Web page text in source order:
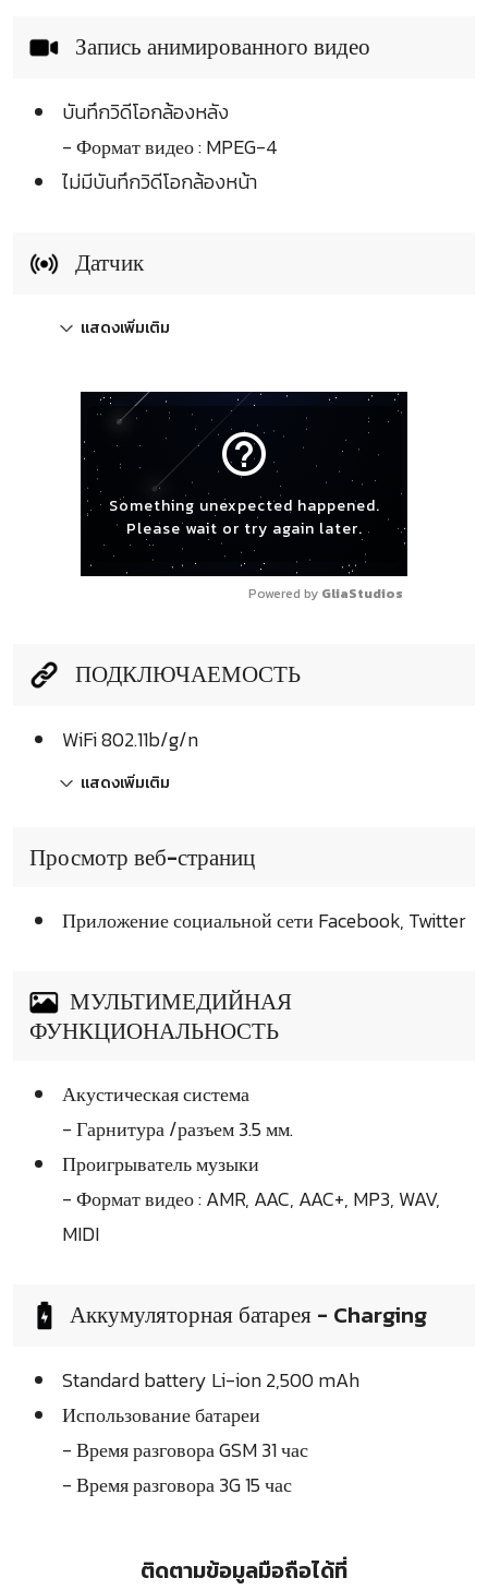
Запись анимированного видео
บันทึกวิดีโอกล้องหลัง
- Формат видео : MPEG-4
ไม่มีบันทึกวิดีโอกล้องหน้า
Датчик
แสดงเพิ่มเติม
help_outline
Something unexpected happened.
Please wait or try again later.
Powered by GliaStudios
ПОДКЛЮЧАЕМОСТЬ
WiFi 802.11b/g/n
แสดงเพิ่มเติม
Просмотр веб-страниц
Приложение социальной сети Facebook, Twitter
МУЛЬТИМЕДИЙНАЯ
ФУНКЦИОНАЛЬНОСТЬ
Акустическая система
- Гарнитура /разъем 3.5 мм.
Проигрыватель музыки
- Формат видео : AMR, AAC, AAC+, MP3, WAV,
MIDI
Аккумуляторная батарея - Charging
Standard battery Li-ion 2,500 mAh
Использование батареи
- Время разговора GSM 31 час
- Время разговора 3G 15 час
ติดตามข้อมูลมือถือได้ที่